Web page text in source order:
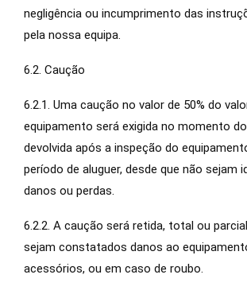
negligência ou incumprimento das
pela nossa equipa.
6.2. Caução
6.2.1. Uma caução no valor de 50% do
equipamento será exigida no momento
devolvida após a inspeção do
período de aluguer, desde que não sejam
danos ou perdas.
6.2.2. A caução será retida, total ou
sejam constatados danos ao
acessórios, ou em caso de roubo.